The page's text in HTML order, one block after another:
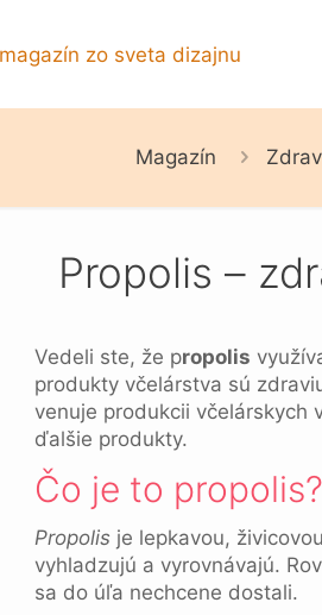
Magazín
Propolis –
Vedeli ste, že propolis
produkty včelárstva sú
venuje produkcii včelárskych
ďalšie produkty.
Čo je to propolis?
Propolisje lepkavou,
vyhladzujú a vyrovnávajú.
sa do úľa nechcene dostali.